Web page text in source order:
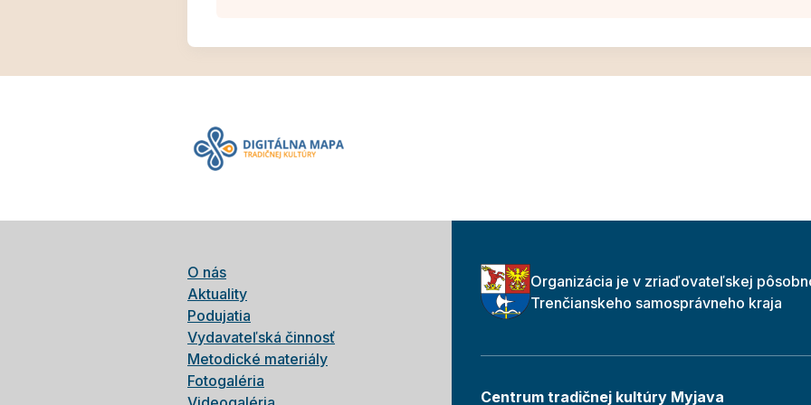
O nás
Aktuality
Podujatia
Vydavateľská činnosť
Metodické materiály
Fotogaléria
Organizácia je v zriaďovateľskej
Trenčianskeho samosprávneho kraja
Centrum tradičnej kultúry Myjava